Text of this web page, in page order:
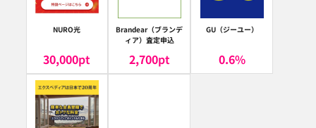
NURO光
30,000pt
Brandear（ブランデ
ィア）査定申込
2,700pt
GU（ジーユー）
0.6%